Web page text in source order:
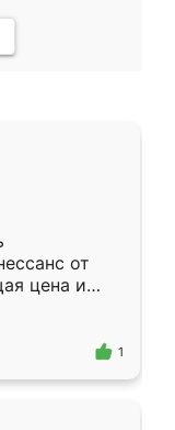
от
цена и
Приехавший
1